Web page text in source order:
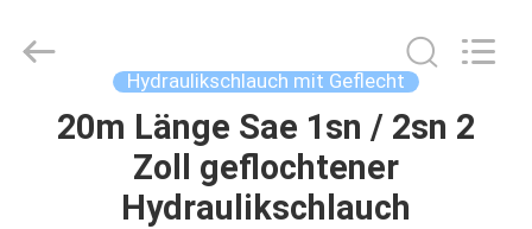
HAUS
PRODUKTE
Hydraulikschlauch mit Geflecht
20m Länge Sae 1sn / 2sn 2
Zoll geflochtener
Hydraulikschlauch